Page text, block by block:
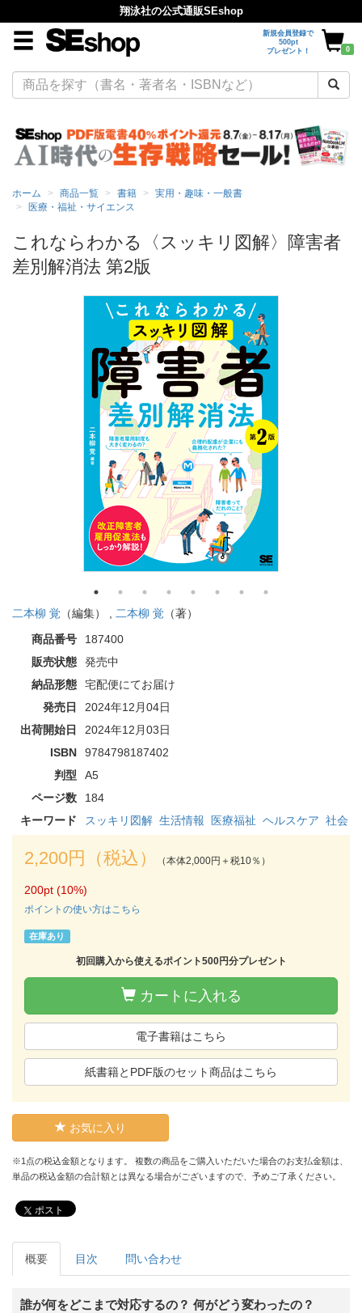
翔泳社の公式通販SEshop
新規会員登録で
500pt
プレゼント！
0
ホーム 商品一覧 書籍
実用・趣味・一般書
医療・福祉・サイエンス
これならわかる〈スッキリ図解〉障害者
差別解消法 第2版
二本柳 覚 （編集） , 二本柳 覚 （著）
商品番号
187400
販売状態
発売中
納品形態
宅配便にてお届け
発売日
2024年12月04日
出荷開始日
2024年12月03日
ISBN
9784798187402
判型
A5
ページ数
184
キーワード
スッキリ図解 生活情報 医療福祉 ヘルスケア 社会
2,200円（税込） （本体2,000円＋税10％）
200pt (10%)
ポイントの使い方はこちら
在庫あり
初回購入から使えるポイント500円分プレゼント
カートに入れる
電子書籍はこちら
紙書籍とPDF版のセット商品はこちら
お気に入り
※1点の税込金額となります。 複数の商品をご購入いただいた場合のお支払金額は、
単品の税込金額の合計額とは異なる場合がございますので、予めご了承ください。
ポスト
概要 目次 問い合わせ
誰が何をどこまで対応するの？ 何がどう変わったの？